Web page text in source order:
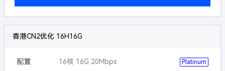
香港CN2优化 16H16G
配置 16核 16G 20Mbps Platinum